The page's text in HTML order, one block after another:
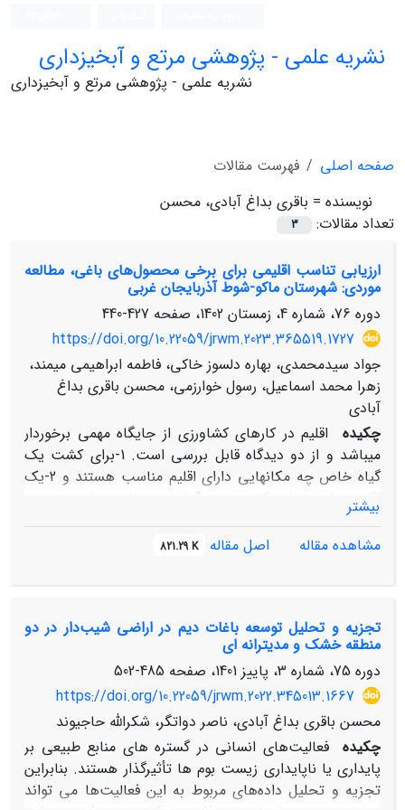
نشریه علمی - پژوهشی مرتع و آبخیزداری
نشریه علمی - پژوهشی مرتع و آبخیزداری
صفحه اصلی
فهرست مقالات
نویسنده = باقری بداغ آبادی، محسن
تعداد مقالات:
3
ارزیابی تناسب اقلیمی برای برخی محصول‌های باغی، مطالعه
موردی: شهرستان ماکو-شوط آذربایجان غربی
دوره 76، شماره 4، زمستان 1402، صفحه
427-440
https://doi.org/10.22059/jrwm.2023.365519.1727
جواد سیدمحمدی، بهاره دلسوز خاکی، فاطمه ابراهیمی میمند،
زهرا محمد اسماعیل، رسول خوارزمی، محسن باقری بداغ
آبادی
چکیده
اقلیم در کارهای کشاورزی از جایگاه مهمی برخوردار
میباشد و از دو دیدگاه قابل بررسی است. 1-برای کشت یک
گیاه خاص چه مکان‎هایی دارای اقلیم مناسب هستند و 2-یک
اقلیم خاص برای کشت چه گیاهانی مناسب است. چون
دیدگاه دوم کمتر مورد توجه قرار گرفته، در این پژوهش با
معرفی روشی استاندارد (روش سایز)، این دیدگاه بررسی شده
ارزیابی تناسب اقلیمی به روش عددی و با استفاده از داده‎های
و آلبالو انجام شد. یافته‌ها نشان دادند بجز پسته که دارای
تناسب متوسط (S2) قرار می‌گیرند ولی مقدار عددی شاخص
اقلیمی برای هر محصول متفاوت است. روش معرفی شده این
امکان را فراهم آورد که افزون بر شناسایی مهم‌ترین عامل‌های
موثر اقلیمی برای کشت هر گیاه، محدودکننده‌ترین عامل را در
دوره فنولوژی تعیین نمود. چنین یافته‌هایی نشان دادند ارتباط
تنگاتنگی بین نوع محصول، دوره فنولوژی، ویژگی‎های اقلیمی و
موقعیت مکانی وجود دارد. بر این اساس می‌توان با در نظر
بیشتر
مشاهده مقاله
اصل مقاله 821.29 K
تجزیه و تحلیل توسعه باغات دیم در اراضی شیب‌دار در دو
منطقه خشک و مدیترانه ای
دوره 75، شماره 3، پاییز 1401، صفحه
485-502
https://doi.org/10.22059/jrwm.2022.345013.1667
محسن باقری بداغ آبادی، ناصر دواتگر، شکرالله حاجیوند
چکیده
فعالیت‌های انسانی در گستره های منابع طبیعی بر
پایداری یا ناپایداری زیست بوم ها تأثیرگذار هستند. بنابراین
تجزیه و تحلیل داده‌های مربوط به این فعالیت‌ها می تواند